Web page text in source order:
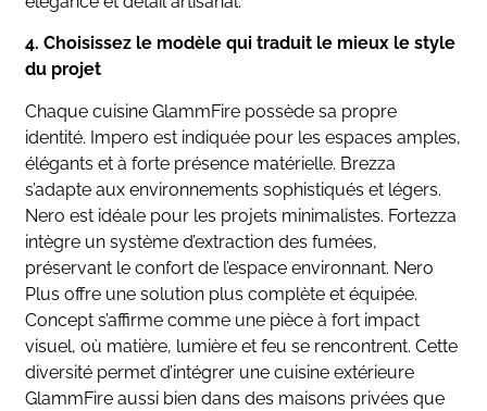
4. Choisissez le modèle qui traduit le mieux le style
du projet
Chaque cuisine GlammFire possède sa propre
identité. Impero est indiquée pour les espaces amples,
élégants et à forte présence matérielle. Brezza
s’adapte aux environnements sophistiqués et légers.
Nero est idéale pour les projets minimalistes. Fortezza
intègre un système d’extraction des fumées,
préservant le confort de l’espace environnant. Nero
Plus offre une solution plus complète et équipée.
Concept s’affirme comme une pièce à fort impact
visuel, où matière, lumière et feu se rencontrent. Cette
diversité permet d’intégrer une cuisine extérieure
GlammFire aussi bien dans des maisons privées que